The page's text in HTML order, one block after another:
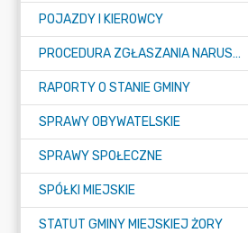
POJAZDY I KIEROWCY
PROCEDURA ZGŁASZANIA NARUSZEŃ PRAWA
RAPORTY O STANIE GMINY
SPRAWY OBYWATELSKIE
SPRAWY SPOŁECZNE
SPÓŁKI MIEJSKIE
STATUT GMINY MIEJSKIEJ ŻORY